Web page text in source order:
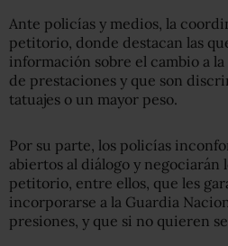
Ante policías y medios, la
petitorio, donde destacan las
información sobre el cambio a
de prestaciones y que son
tatuajes o un mayor peso.
Por su parte, los policías
abiertos al diálogo y negociarán
petitorio, entre ellos, que les
incorporarse a la Guardia
presiones, y que si no quieren